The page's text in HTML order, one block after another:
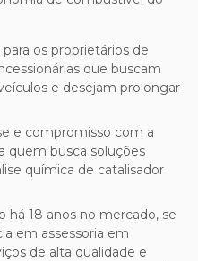
os proprietários de
que buscam
e desejam prolongar
e compromisso com a
quem busca soluções
química de catalisador
há 18 anos no mercado, se
em assessoria em
de alta qualidade e